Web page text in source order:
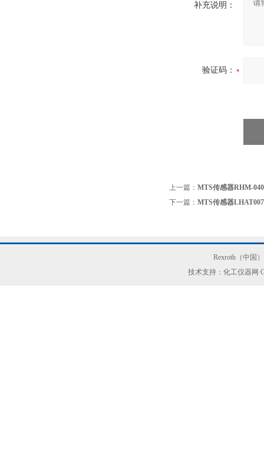
补充说明：
验证码：
上一篇： MTS传感器RHM-
下一篇： MTS传感器
Rexroth（中国
技术支持：化工仪器网